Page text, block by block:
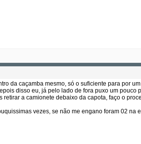
da caçamba mesmo, só o suficiente para por
disso eu, já pelo lado de fora puxo um pouco
a camionete debaixo da capota, faço o
vezes, se não me engano foram 02 na